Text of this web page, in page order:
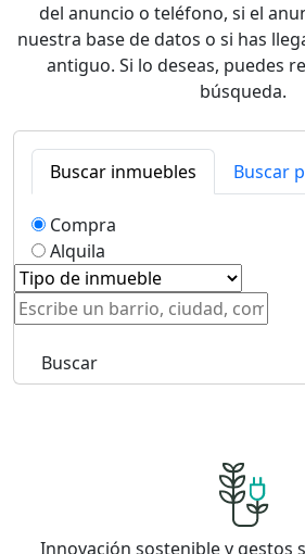
del anuncio o teléfono, si el
nuestra base de datos o si has
antiguo. Si lo deseas, puedes
búsqueda.
Buscar inmuebles Buscar
Compra
Alquila
Buscar
Innovación sostenible y gestos